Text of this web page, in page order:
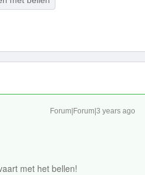
Forum|Forum|3 years ago
met het bellen!